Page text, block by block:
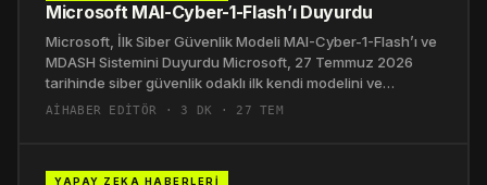
Microsoft MAI-Cyber-1-Flash’ı Duyurdu
Microsoft, İlk Siber Güvenlik Modeli MAI-Cyber-1-Flash’ı ve
MDASH Sistemini Duyurdu Microsoft, 27 Temmuz 2026
tarihinde siber güvenlik odaklı ilk kendi modelini ve…
AIHABER EDITÖR · 3 DK · 27 TEM
YAPAY ZEKA HABERLERI